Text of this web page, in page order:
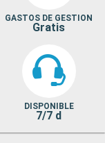
GASTOS DE GESTION
Gratis
DISPONIBLE
7/7 d